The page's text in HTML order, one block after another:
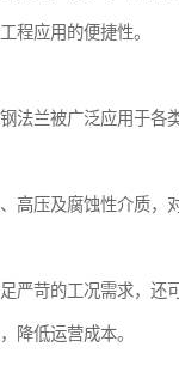
程应用的便捷性。
法兰被广泛应用于各
高压及腐蚀性介质，
严苛的工况需求，还
降低运营成本。